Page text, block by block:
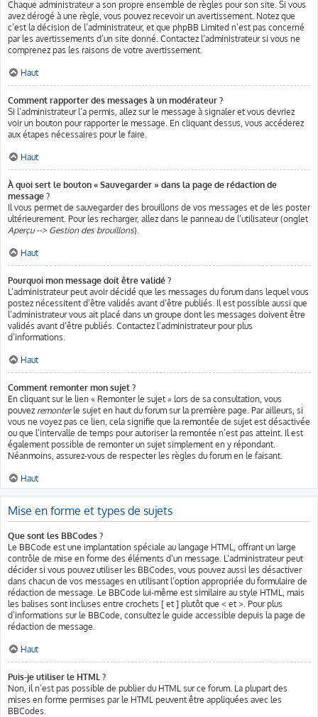
Chaque administrateur a son propre ensemble de règles pour son site. Si vous
avez dérogé à une règle, vous pouvez recevoir un avertissement. Notez que
c’est la décision de l’administrateur, et que phpBB Limited n’est pas concerné
par les avertissements d’un site donné. Contactez l’administrateur si vous ne
comprenez pas les raisons de votre avertissement.
Haut
Comment rapporter des messages à un modérateur ?
Si l’administrateur l’a permis, allez sur le message à signaler et vous devriez
voir un bouton pour rapporter le message. En cliquant dessus, vous accéderez
aux étapes nécessaires pour le faire.
Haut
À quoi sert le bouton « Sauvegarder » dans la page de rédaction de
message ?
Il vous permet de sauvegarder des brouillons de vos messages et de les poster
ultérieurement. Pour les recharger, allez dans le panneau de l’utilisateur (onglet
Aperçu --> Gestion des brouillons).
Haut
Pourquoi mon message doit être validé ?
L’administrateur peut avoir décidé que les messages du forum dans lequel vous
postez nécessitent d’être validés avant d’être publiés. Il est possible aussi que
l’administrateur vous ait placé dans un groupe dont les messages doivent être
validés avant d’être publiés. Contactez l’administrateur pour plus
d’informations.
Haut
Comment remonter mon sujet ?
En cliquant sur le lien « Remonter le sujet » lors de sa consultation, vous
pouvez remonterle sujet en haut du forum sur la première page. Par ailleurs, si
vous ne voyez pas ce lien, cela signifie que la remontée de sujet est désactivée
ou que l’intervalle de temps pour autoriser la remontée n’est pas atteint. Il est
également possible de remonter un sujet simplement en y répondant.
Néanmoins, assurez-vous de respecter les règles du forum en le faisant.
Haut
Mise en forme et types de sujets
Que sont les BBCodes ?
Le BBCode est une implantation spéciale au langage HTML, offrant un large
contrôle de mise en forme des éléments d’un message. L’administrateur peut
décider si vous pouvez utiliser les BBCodes, vous pouvez aussi les désactiver
dans chacun de vos messages en utilisant l’option appropriée du formulaire de
rédaction de message. Le BBCode lui-même est similaire au style HTML, mais
les balises sont incluses entre crochets [ et ] plutôt que < et >. Pour plus
d’informations sur le BBCode, consultez le guide accessible depuis la page de
rédaction de message.
Haut
Puis-je utiliser le HTML ?
Non, il n’est pas possible de publier du HTML sur ce forum. La plupart des
mises en forme permises par le HTML peuvent être appliquées avec les
BBCodes.